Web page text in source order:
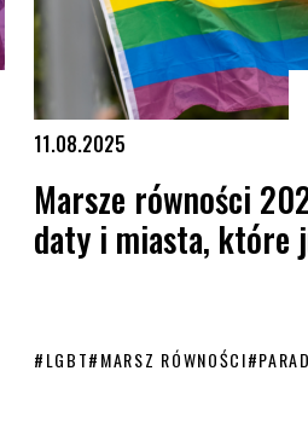
11.08.2025
Marsze równości
daty i miasta, które
#LGBT#MARSZ RÓWNOŚCI#